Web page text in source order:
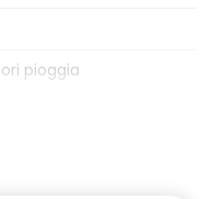
pioggia
5 anni